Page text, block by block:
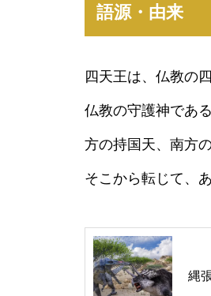
語源・由来
四天王は、仏教の
仏教の守護神であ
方の持国天、南方
そこから転じて、
縄